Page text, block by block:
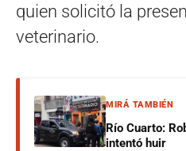
quien solicitó la
veterinario.
MIRÁ TAMBIÉN
Río Cuarto:
intentó huir